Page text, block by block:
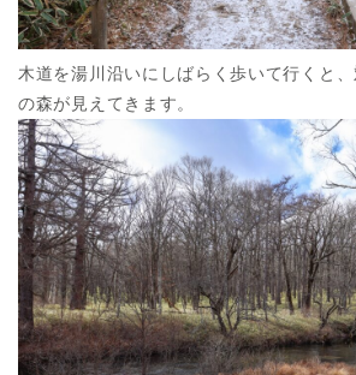
木道を湯川沿いにしばらく歩いて行くと
の森が見えてきます。